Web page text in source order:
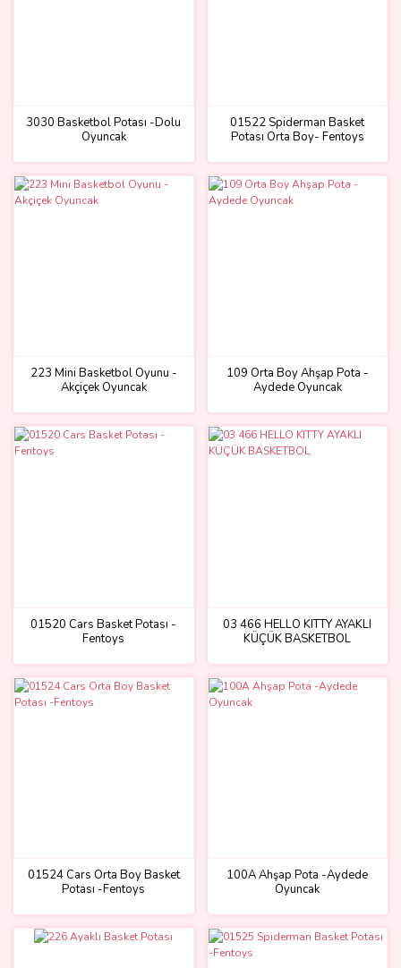
3030 Basketbol Potası -Dolu
Oyuncak
01522 Spiderman Basket
Potası Orta Boy- Fentoys
223 Mini Basketbol Oyunu -
Akçiçek Oyuncak
109 Orta Boy Ahşap Pota -
Aydede Oyuncak
01520 Cars Basket Potası -
Fentoys
03 466 HELLO KITTY AYAKLI
KÜÇÜK BASKETBOL
01524 Cars Orta Boy Basket
Potası -Fentoys
100A Ahşap Pota -Aydede
Oyuncak